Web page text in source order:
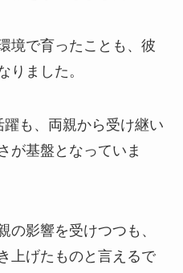
境で育ったことも、彼
りました。
も、両親から受け継い
が基盤となっていま
の影響を受けつつも、
上げたものと言えるで